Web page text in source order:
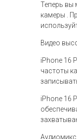
Теперь вы
камеры .
Видео
iPhone 16
частоты
iPhone 16